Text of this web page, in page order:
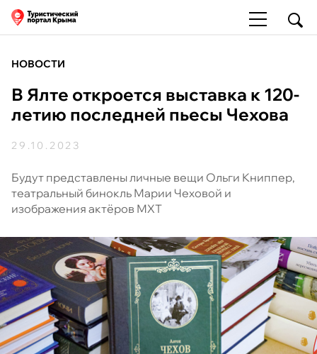
НОВОСТИ
В Ялте откроется выставка к 120-
летию последней пьесы Чехова
29.10.2023
Будут представлены личные вещи Ольги Книппер,
театральный бинокль Марии Чеховой и
изображения актёров МХТ